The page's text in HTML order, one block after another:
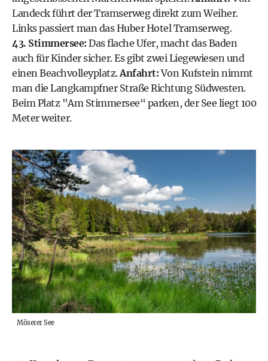
Landeck führt der Tramserweg direkt zum Weiher.
Links passiert man das Huber Hotel Tramserweg.
43. Stimmersee: Das flache Ufer, macht das Baden
auch für Kinder sicher. Es gibt zwei Liegewiesen und
einen Beachvolleyplatz.Anfahrt:Von Kufstein nimmt
man die Langkampfner Straße Richtung Südwesten.
Beim Platz "Am Stimmersee“ parken, der See liegt 100
Meter weiter.
Möserer See